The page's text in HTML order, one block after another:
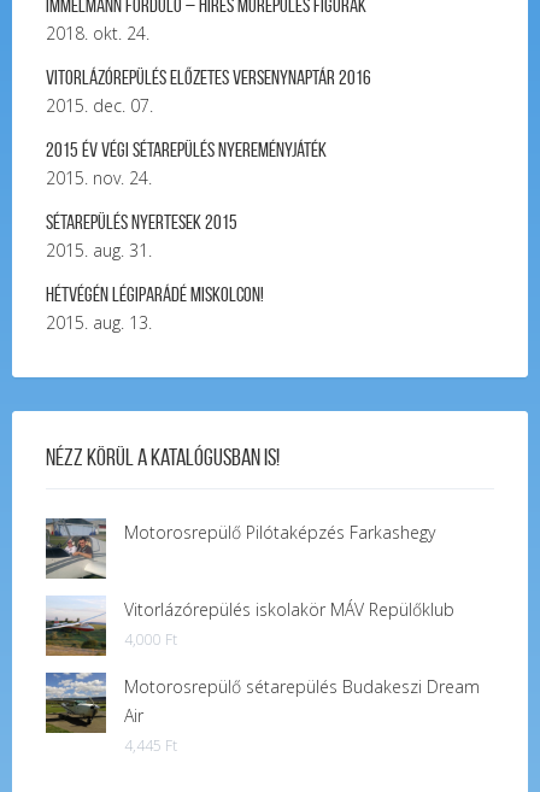
Immelmann forduló – Híres Műrepülés Figurák
2018. okt. 24.
Vitorlázórepülés ELŐZETES VERSENYNAPTÁR 2016
2015. dec. 07.
2015 év végi sétarepülés nyereményjáték
2015. nov. 24.
Sétarepülés nyertesek 2015
2015. aug. 31.
Hétvégén légiparádé Miskolcon!
2015. aug. 13.
Nézz körül a katalógusban is!
Motorosrepülő Pilótaképzés Farkashegy
Vitorlázórepülés iskolakör MÁV Repülőklub
4,000 Ft
Motorosrepülő sétarepülés Budakeszi Dream
Air
4,445 Ft